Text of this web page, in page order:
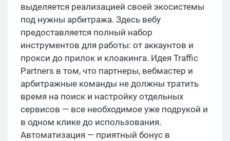
выделяется реализацией своей экосистемы
под нужны арбитража. Здесь вебу
предоставляется полный набор
инструментов для работы: от аккаунтов и
прокси до прилок и клоакинга. Идея Traffic
Partners в том, что партнеры, вебмастер и
арбитражные команды не должны тратить
время на поиск и настройку отдельных
сервисов — все необходимое уже подрукой и
в одном клике до использования.
Автоматизация — приятный бонус в